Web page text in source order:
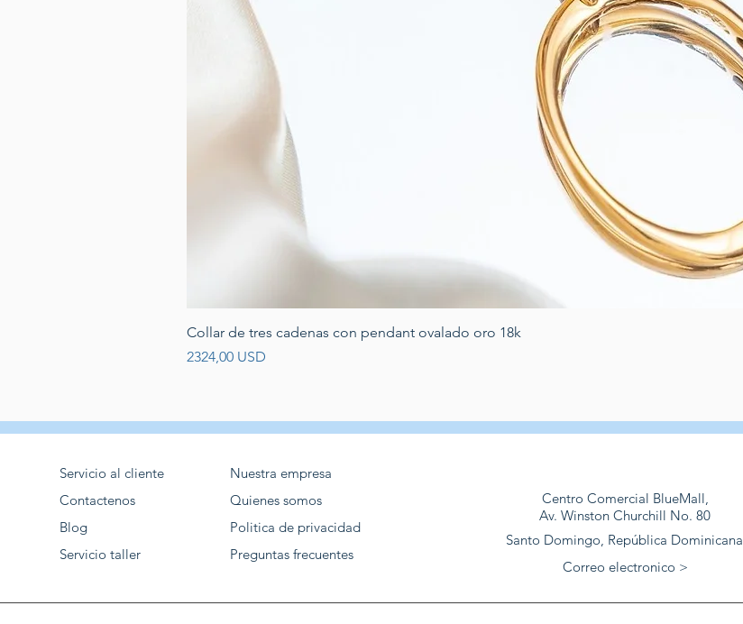
Collar de tres cadenas con pendant ovalado oro 18k
Prezzo
2324,00 USD
Servicio al cliente
Contactenos
Blog
Servicio taller
Nuestra empresa
Quienes somos
Politica de privacidad
Preguntas frecuentes
Centro Comercial BlueMall,
Av. Winston Churchill No. 80
Santo Domingo, República Dominicana
Correo electronico >